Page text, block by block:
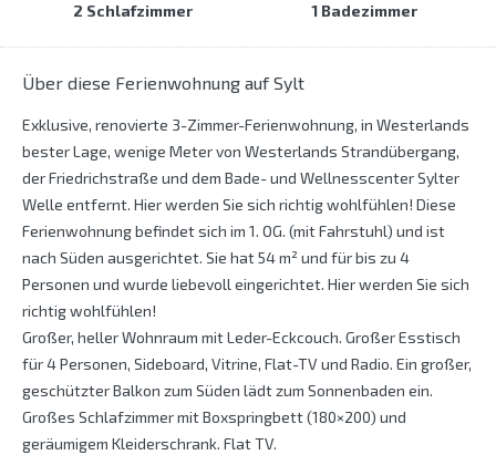
2 Schlafzimmer
1 Badezimmer
Über diese Ferienwohnung auf Sylt
Exklusive, renovierte 3-Zimmer-Ferienwohnung, in Westerlands
bester Lage, wenige Meter von Westerlands Strandübergang,
der Friedrichstraße und dem Bade- und Wellnesscenter Sylter
Welle entfernt. Hier werden Sie sich richtig wohlfühlen! Diese
Ferienwohnung befindet sich im 1. OG. (mit Fahrstuhl) und ist
nach Süden ausgerichtet. Sie hat 54 m² und für bis zu 4
Personen und wurde liebevoll eingerichtet. Hier werden Sie sich
richtig wohlfühlen!
Großer, heller Wohnraum mit Leder-Eckcouch. Großer Esstisch
für 4 Personen, Sideboard, Vitrine, Flat-TV und Radio. Ein großer,
geschützter Balkon zum Süden lädt zum Sonnenbaden ein.
Großes Schlafzimmer mit Boxspringbett (180×200) und
geräumigem Kleiderschrank. Flat TV.